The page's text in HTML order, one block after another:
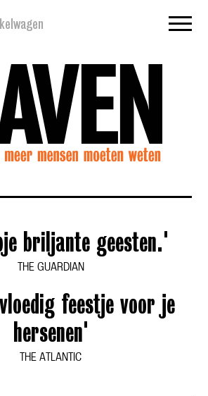
briljante geesten.'
THE GUARDIAN
feestje voor je
hersenen'
THE ATLANTIC